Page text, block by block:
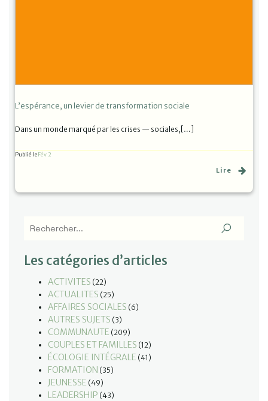
L’espérance, un levier de transformation sociale
Dans un monde marqué par les crises — sociales,[…]
Publié leFév 2
Lire
Les catégories d’articles
ACTIVITES (22)
ACTUALITES (25)
AFFAIRES SOCIALES (6)
AUTRES SUJETS (3)
COMMUNAUTE (209)
COUPLES ET FAMILLES (12)
ÉCOLOGIE INTÉGRALE (41)
FORMATION (35)
JEUNESSE (49)
LEADERSHIP (43)